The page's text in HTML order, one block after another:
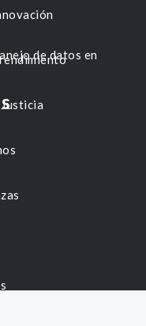
de datos en